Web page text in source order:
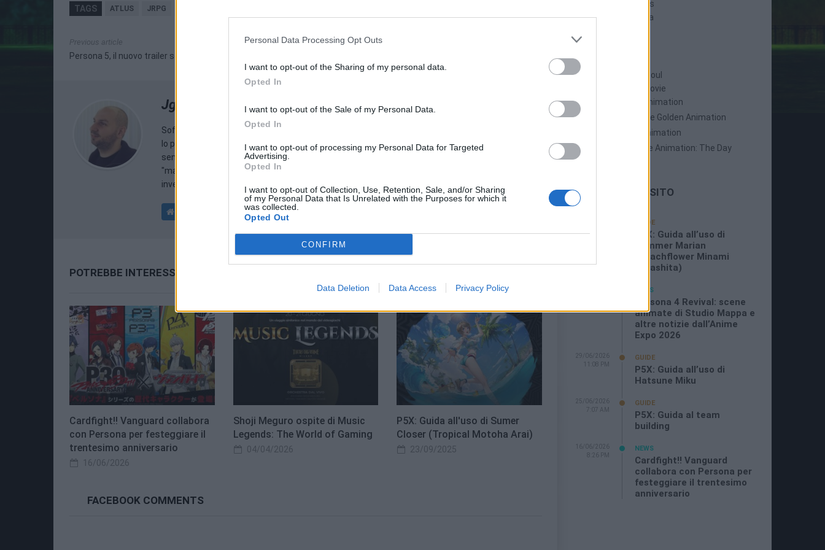
Personal Data Processing Opt Outs
I want to opt-out of the Sharing of my personal data.
Opted In
I want to opt-out of the Sale of my Personal Data.
Opted In
I want to opt-out of processing my Personal Data for Targeted
Advertising.
Opted In
I want to opt-out of Collection, Use, Retention, Sale, and/or Sharing
of my Personal Data that Is Unrelated with the Purposes for which it
was collected.
Opted Out
CONFIRM
Data Deletion Data Access Privacy Policy
TAGS ATLUS JRPG
Previous article
Persona 5, il nuovo trailer sottotitolato in inglese
Jgor Masera
Soffre della sindrome da Day One, accompagnata da un disturbo chiamato "collezionismo" che
lo porta ad acquistare qualsiasi Limited/Special/Collector's Edition dei giochi che gli piacciono,
senza badare a spese. Purchè non siano titoli sportivi, gioca praticamente a tutto, soprattutto i
"made in Japan", uno dei motivi per cui almeno una volta l'anno lo trovere ad Akihabara ad
investire 2/3 del suo conto corrente.
POTREBBE INTERESSARTI
Cardfight!! Vanguard collabora
con Persona per festeggiare il
trentesimo anniversario
16/06/2026
Shoji Meguro ospite di Music
Legends: The World of Gaming
04/04/2026
P5X: Guida all'uso di Sumer
Closer (Tropical Motoha Arai)
23/09/2025
FACEBOOK COMMENTS
Persona 5 Strikers
Persona 5 Tactica
Persona: Trinity Soul
Persona 3: The Movie
Persona 4: The Animation
Persona 4: The Golden Animation
Persona 5 The Animation
Persona 5 The Animation: The Day
LE ULTIME DAL SITO
GUIDE
P5X: Guida all’uso di
Summer Marian
(Beachflower Minami
Miyashita)
NEWS
Persona 4 Revival: scene
animate di Studio Mappa e
altre notizie dall’Anime
Expo 2026
29/06/2026
11:08 PM
GUIDE
P5X: Guida all’uso di
Hatsune Miku
25/06/2026
7:07 AM
GUIDE
P5X: Guida al team
building
16/06/2026
8:26 PM
NEWS
Cardfight!! Vanguard
collabora con Persona per
festeggiare il trentesimo
anniversario